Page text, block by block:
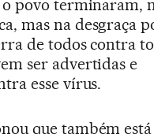
povo terminaram,
mas na desgraça
de todos contra
ser advertidas e
esse vírus.
que também está